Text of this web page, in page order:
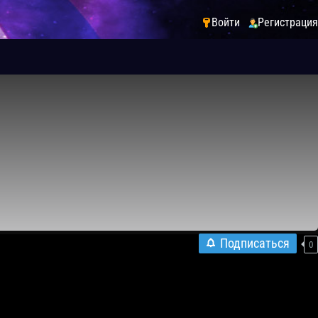
Войти Регистрация
Подписаться 0